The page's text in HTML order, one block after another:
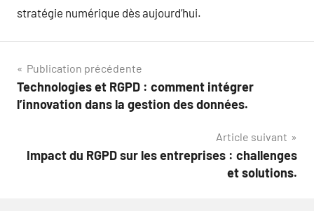
stratégie numérique dès aujourd’hui.
Navigation
de
Publication précédente
Technologies et RGPD : comment intégrer
l’innovation dans la gestion des données.
Article suivant
Impact du RGPD sur les entreprises : challenges
et solutions.